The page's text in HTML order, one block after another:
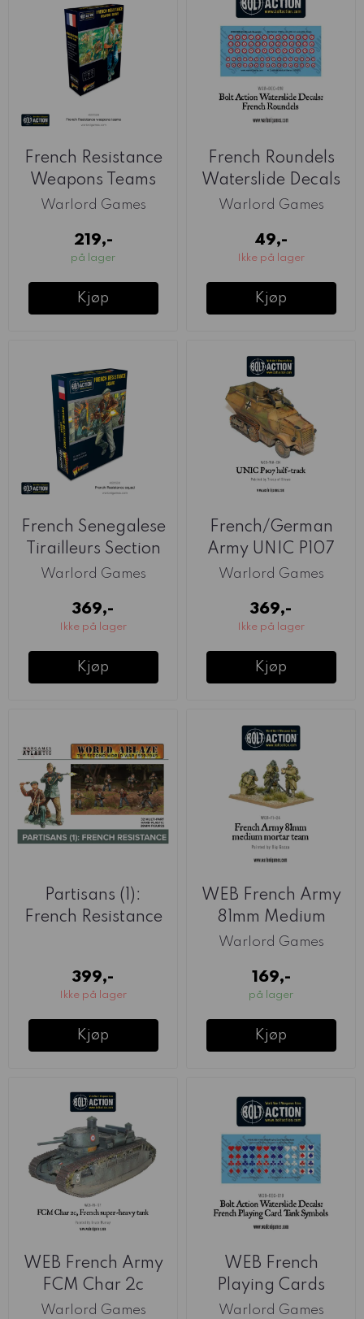
French Resistance
Weapons Teams
(Warlord)
Warlord Games
219,-
på lager
Kjøp
French Roundels
Waterslide Decals
(Warlord)
Warlord Games
49,-
Ikke på lager
Kjøp
French Senegalese
Tirailleurs Section
(Warlord)
Warlord Games
369,-
Ikke på lager
Kjøp
French/German
Army UNIC P107
Half-track
Warlord Games
369,-
Ikke på lager
Kjøp
Partisans (1):
French Resistance
399,-
Ikke på lager
Kjøp
WEB French Army
81mm Medium
Mortar Team
Warlord Games
169,-
på lager
Kjøp
WEB French Army
FCM Char 2c
(Warlord)
Warlord Games
WEB French
Playing Cards
Waterslide Decals
Warlord Games